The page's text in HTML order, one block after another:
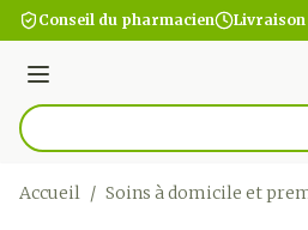
Aller au contenu
Conseil du pharmacien
Menu
Rechercher
Accueil / Soins à domicile et